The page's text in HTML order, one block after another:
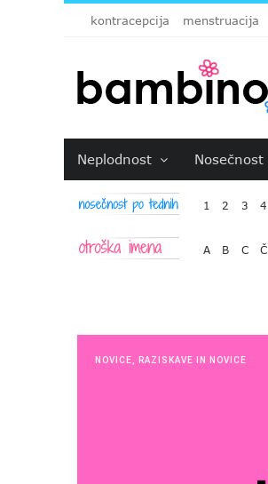
kontracepcija menstruacija
Neplodnost Nosečnost
1 2 3 4
A B C Č
NOVICE RAZISKAVE IN NOVICE